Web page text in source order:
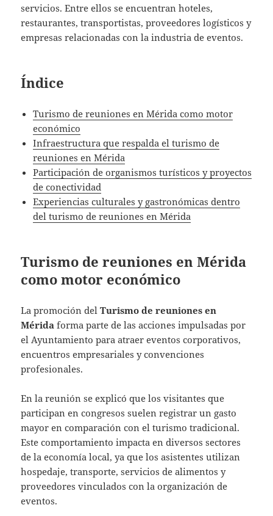
servicios. Entre ellos se encuentran hoteles,
restaurantes, transportistas, proveedores logísticos y
empresas relacionadas con la industria de eventos.
Índice
Turismo de reuniones en Mérida como motor
económico
Infraestructura que respalda el turismo de
reuniones en Mérida
Participación de organismos turísticos y proyectos
de conectividad
Experiencias culturales y gastronómicas dentro
del turismo de reuniones en Mérida
Turismo de reuniones en Mérida
como motor económico
La promoción delTurismo de reuniones en
Mérida forma parte de las acciones impulsadas por
el Ayuntamiento para atraer eventos corporativos,
encuentros empresariales y convenciones
profesionales.
En la reunión se explicó que los visitantes que
participan en congresos suelen registrar un gasto
mayor en comparación con el turismo tradicional.
Este comportamiento impacta en diversos sectores
de la economía local, ya que los asistentes utilizan
hospedaje, transporte, servicios de alimentos y
proveedores vinculados con la organización de
eventos.